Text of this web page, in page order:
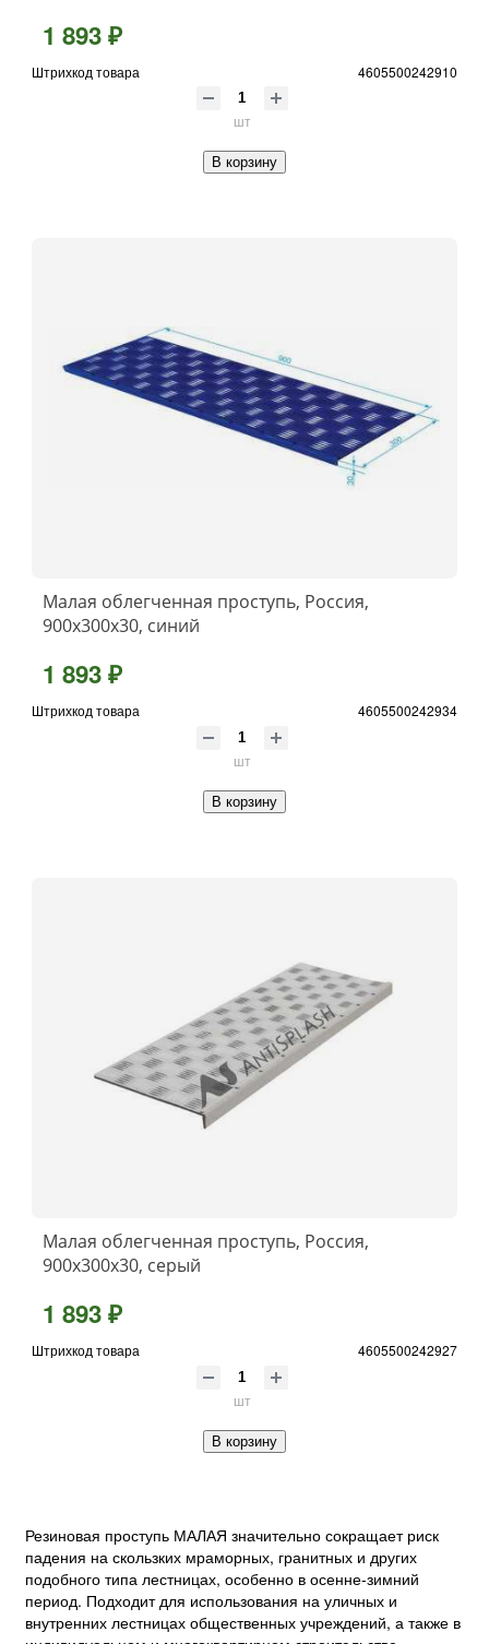
1 893 ₽
Штрихкод товара 4605500242910
шт
В корзину
Малая облегченная проступь, Россия,
900x300x30, синий
1 893 ₽
Штрихкод товара 4605500242934
шт
В корзину
Малая облегченная проступь, Россия,
900x300x30, серый
1 893 ₽
Штрихкод товара 4605500242927
шт
В корзину
Резиновая проступь МАЛАЯ значительно сокращает риск
падения на скользких мраморных, гранитных и других
подобного типа лестницах, особенно в осенне-зимний
период. Подходит для использования на уличных и
внутренних лестницах общественных учреждений, а также в